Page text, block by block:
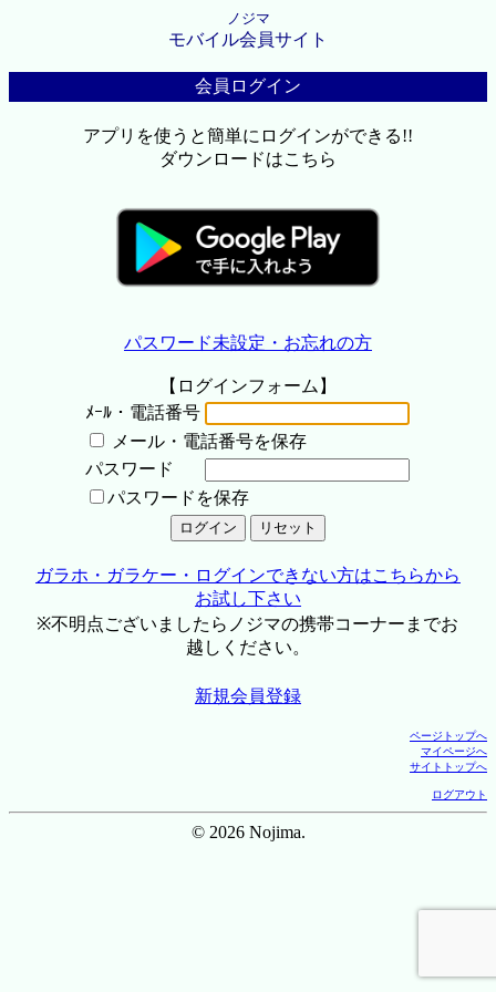
ノジマ
モバイル会員サイト
会員ログイン
アプリを使うと簡単にログインができる!!
ダウンロードはこちら
パスワード未設定・お忘れの方
【ログインフォーム】
ﾒｰﾙ・電話番号
メール・電話番号を保存
パスワード
パスワードを保存
ガラホ・ガラケー・ログインできない方はこちらから
お試し下さい
※不明点ございましたらノジマの携帯コーナーまでお
越しください。
新規会員登録
ページトップへ
マイページへ
サイトトップへ
ログアウト
© 2026 Nojima.